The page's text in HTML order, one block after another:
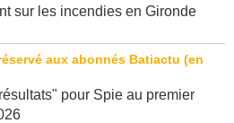
sur les incendies en Gironde
pour Spie au premier